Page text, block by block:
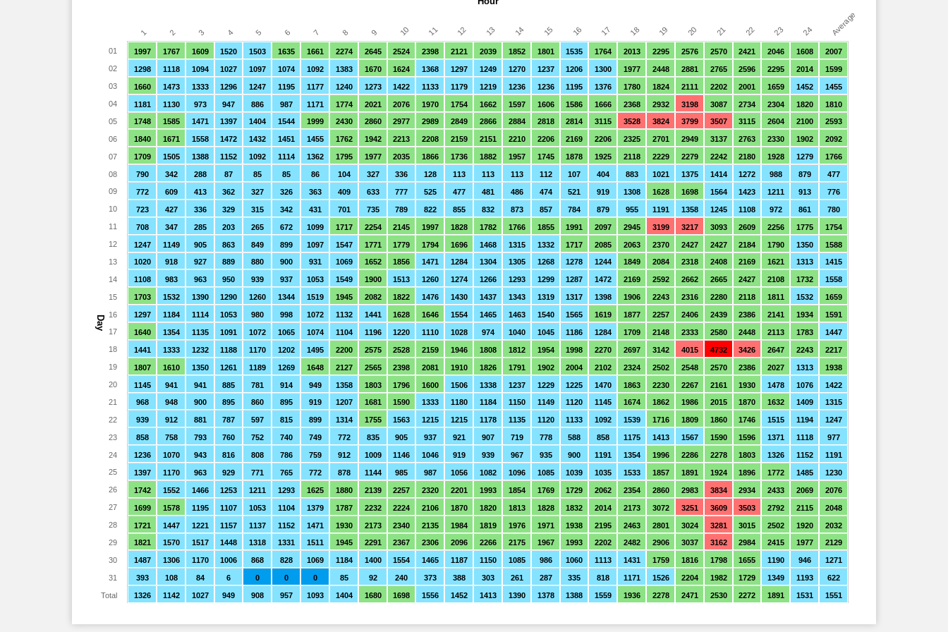
Day
1997 1767 1609 1520 1503 1635 1661 2274 2645 2524 2398 2121 2039 1852 1801 1535 1764 2013 2295 2576 2570 2421 2046 1608 2007
1298 1118 1094 1027 1097 1074 1092 1383 1670 1624 1368 1297 1249 1270 1237 1206 1300 1977 2448 2881 2765 2596 2295 2014 1599
1660 1473 1333 1296 1247 1195 1177 1240 1273 1422 1133 1179 1219 1236 1236 1195 1376 1780 1824 2111 2202 2001 1659 1452 1455
1181 1130 973 947 886 987 1171 1774 2021 2076 1970 1754 1662 1597 1606 1586 1666 2368 2932 3198 3087 2734 2304 1820
1810
1748
1585 1471 1397 1404 1544 1999 2430 2860 2977 2989 2849 2866 2884 2818 2814 3115 3528 3824 3799 3507 3115 2604 2100 2593
1840 1671 1558 1472 1432 1451 1455 1762 1942 2213 2208 2159 2151 2210 2206 2169 2206 2325 2701 2949 3137 2763 2330 1902 2092
1709 1505 1388 1152 1092 1114 1362 1795 1977 2035 1866 1736 1882 1957 1745 1878 1925 2118 2229 2279 2242 2180 1928 1279 1766
790 342 288 87 85 85 86 104 327 336 128 113 113 113 112 107 404 883 1021 1375 1414 1272 988 879 477
772 609 413 362 327 326 363 409 633 777 525 477 481 486 474 521 919 1308 1628 1698 1564 1423 1211 913 776
723 427 336 329 315 342 431 701 735 789 822 855 832 873 857 784 879 955 1191 1358 1245 1108 972 861 780
708 347 285 203 265 672 1099 1717 2254 2145 1997 1828 1782 1766 1855 1991 2097 2945 3199 3217 3093 2609 2256 1775 1754
1247 1149 905 863 849 899 1097 1547 1771 1779 1794 1696 1468 1315 1332 1717 2085 2063 2370 2427 2427 2184 1790 1350
1588
1020
918 927 889 880 900 931 1069 1652 1856 1471 1284 1304 1305 1268 1278 1244 1849 2084 2318 2408 2169 1621 1313 1415
1108 983 963 950 939 937 1053 1549 1900 1513 1260 1274 1266 1293 1299 1287 1472 2169 2592 2662 2665 2427 2108 1732 1558
1703 1532 1390 1290 1260 1344 1519 1945 2082 1822 1476 1430 1437 1343 1319 1317 1398 1906 2243 2316 2280 2118 1811 1532 1659
1297 1184 1114 1053 980 998 1072 1132 1441 1628 1646 1554 1465 1463 1540 1565 1619 1877 2257 2406 2439 2386 2141 1934 1591
1640 1354 1135 1091 1072 1065 1074 1104 1196 1220 1110 1028 974 1040 1045 1186 1284 1709 2148 2333 2580 2448 2113 1783 1447
1441 1333 1232 1188 1170 1202 1495 2200 2575 2528 2159 1946 1808 1812 1954 1998 2270 2697 3142 4015 4732 3426 2647 2243 2217
1807 1610 1350 1261 1189 1269 1648 2127 2565 2398 2081 1910 1826 1791 1902 2004 2102 2324 2502 2548 2570 2386 2027 1313 1938
1145 941 941 885 781 914 949 1358 1803 1796 1600 1506 1338 1237 1229 1225 1470 1863 2230 2267 2161 1930 1478 1076
1422
968
948 900 895 860 895 919 1207 1681 1590 1333 1180 1184 1150 1149 1120 1145 1674 1862 1986 2015 1870 1632 1409 1315
939 912 881 787 597 815 899 1314 1755 1563 1215 1215 1178 1135 1120 1133 1092 1539 1716 1809 1860 1746 1515 1194 1247
858 758 793 760 752 740 749 772 835 905 937 921 907 719 778 588 858 1175 1413 1567 1590 1596 1371 1118 977
1236 1070 943 816 808 786 759 912 1009 1146 1046 919 939 967 935 900 1191 1354 1996 2286 2278 1803 1326 1152 1191
1397 1170 963 929 771 765 772 878 1144 985 987 1056 1082 1096 1085 1039 1035 1533 1857 1891 1924 1896 1772 1485 1230
1742 1552 1466 1253 1211 1293 1625 1880 2139 2257 2320 2201 1993 1854 1769 1729 2062 2354 2860 2983 3834 2934 2433 2069 2076
1699 1578 1195 1107 1053 1104 1379 1787 2232 2224 2106 1870 1820 1813 1828 1832 2014 2173 3072 3251 3609 3503 2792 2115 2048
1721 1447 1221 1157 1137 1152 1471 1930 2173 2340 2135 1984 1819 1976 1971 1938 2195 2463 2801 3024 3281 3015 2502 1920
2032
1821
1570 1517 1448 1318 1331 1511 1945 2291 2367 2306 2096 2266 2175 1967 1993 2202 2482 2906 3037 3162 2984 2415 1977 2129
1487 1306 1170 1006 868 828 1069 1184 1400 1554 1465 1187 1150 1085 986 1060 1113 1431 1759 1816 1798 1655 1190 946 1271
393 108 84 6 0 0 0 85 92 240 373 388 303 261 287 335 818 1171 1526 2204 1982 1729 1349 1193 622
1326 1142 1027 949 908 957 1093 1404 1680 1698 1556 1452 1413 1390 1378 1388 1559 1936 2278 2471 2530 2272 1891 1531 1551
1 2 3 4 5 6 7 8 9 10 11 12 13 14 15 16 17 18 19 20 21 22 23 24 Average
01
02
03
04
05
06
07
08
09
10
11
12
13
14
15
16
17
18
19
20
21
22
23
24
25
26
27
28
29
30
31
Total